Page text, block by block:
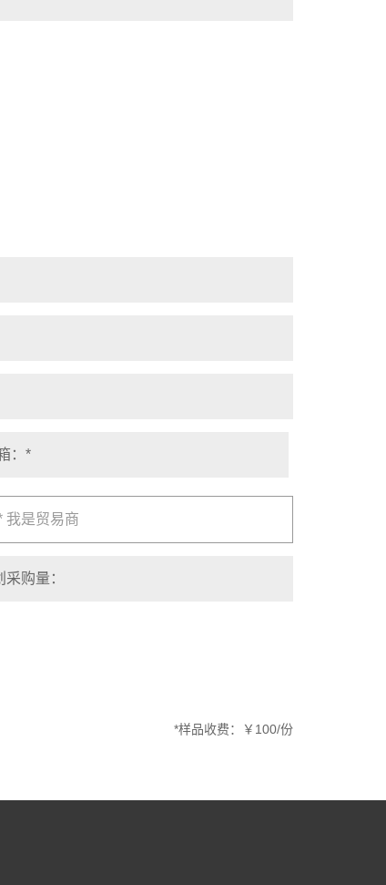
我是贸易商
*样品收费：￥100/份